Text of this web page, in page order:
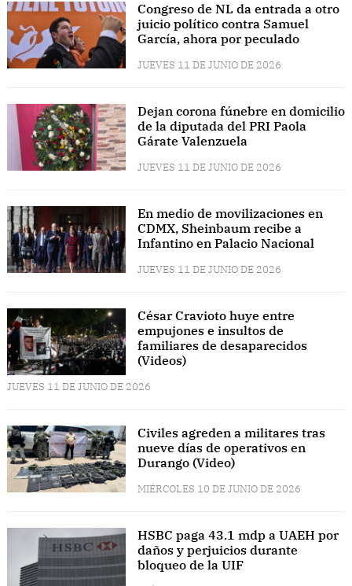
Congreso de NL da entrada a otro
juicio político contra Samuel
García, ahora por peculado
JUEVES 11 DE JUNIO DE 2026
Dejan corona fúnebre en domicilio
de la diputada del PRI Paola
Gárate Valenzuela
JUEVES 11 DE JUNIO DE 2026
En medio de movilizaciones en
CDMX, Sheinbaum recibe a
Infantino en Palacio Nacional
JUEVES 11 DE JUNIO DE 2026
César Cravioto huye entre
empujones e insultos de
familiares de desaparecidos
(Videos)
JUEVES 11 DE JUNIO DE 2026
Civiles agreden a militares tras
nueve días de operativos en
Durango (Video)
MIÉRCOLES 10 DE JUNIO DE 2026
HSBC paga 43.1 mdp a UAEH por
daños y perjuicios durante
bloqueo de la UIF